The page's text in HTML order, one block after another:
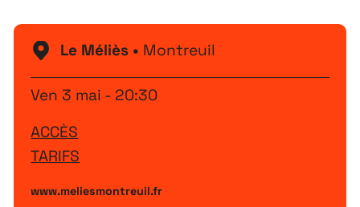
Le Méliès • Montreuil
Ven 3 mai - 20:30
ACCÈS
TARIFS
www.meliesmontreuil.fr